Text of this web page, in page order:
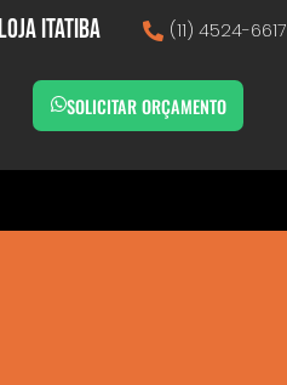
Loja Itatiba (11) 4524-6617
SOLICITAR ORÇAMENTO